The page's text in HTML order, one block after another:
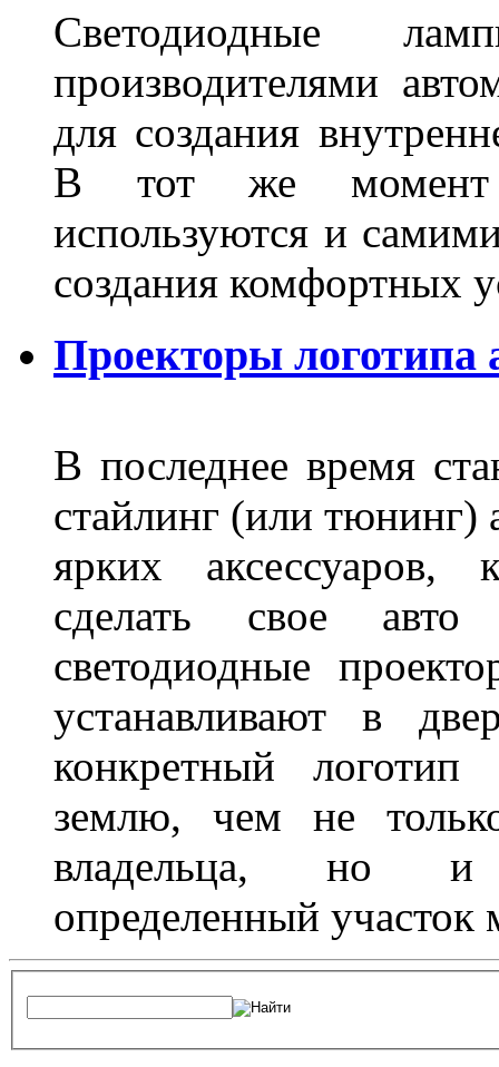
Светодиодные
производителями
для создания
В тот же момент
используются и
создания комфортных
Проекторы логотипа
В последнее время
стайлинг (или тюнинг)
ярких аксессуаров,
сделать свое
светодиодные
устанавливают в
конкретный логотип
землю, чем не
владельца, но и
определенный участок